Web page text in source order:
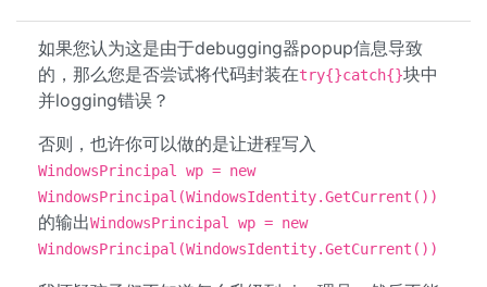
如果您认为这是由于debugging器popup信息导致
的，那么您是否尝试将代码封装在try{}catch{}块中
并logging错误？
否则，也许你可以做的是让进程写入
WindowsPrincipal wp = new
WindowsPrincipal(WindowsIdentity.GetCurrent())
的输出WindowsPrincipal wp = new
WindowsPrincipal(WindowsIdentity.GetCurrent())